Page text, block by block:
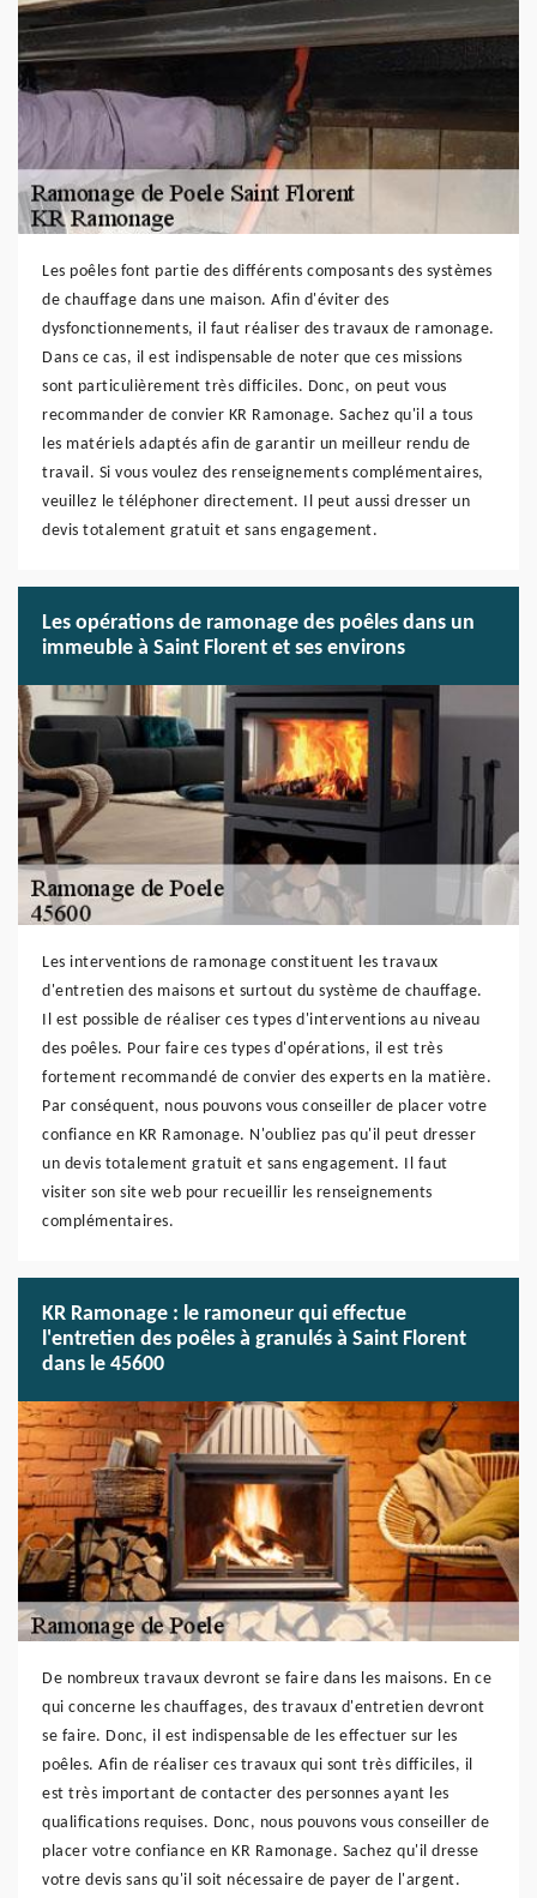
Les poêles font partie des différents composants des systèmes
de chauffage dans une maison. Afin d'éviter des
dysfonctionnements, il faut réaliser des travaux de ramonage.
Dans ce cas, il est indispensable de noter que ces missions
sont particulièrement très difficiles. Donc, on peut vous
recommander de convier KR Ramonage. Sachez qu'il a tous
les matériels adaptés afin de garantir un meilleur rendu de
travail. Si vous voulez des renseignements complémentaires,
veuillez le téléphoner directement. Il peut aussi dresser un
devis totalement gratuit et sans engagement.
Les opérations de ramonage des poêles dans un
immeuble à Saint Florent et ses environs
Les interventions de ramonage constituent les travaux
d'entretien des maisons et surtout du système de chauffage.
Il est possible de réaliser ces types d'interventions au niveau
des poêles. Pour faire ces types d'opérations, il est très
fortement recommandé de convier des experts en la matière.
Par conséquent, nous pouvons vous conseiller de placer votre
confiance en KR Ramonage. N'oubliez pas qu'il peut dresser
un devis totalement gratuit et sans engagement. Il faut
visiter son site web pour recueillir les renseignements
complémentaires.
KR Ramonage : le ramoneur qui effectue
l'entretien des poêles à granulés à Saint Florent
dans le 45600
De nombreux travaux devront se faire dans les maisons. En ce
qui concerne les chauffages, des travaux d'entretien devront
se faire. Donc, il est indispensable de les effectuer sur les
poêles. Afin de réaliser ces travaux qui sont très difficiles, il
est très important de contacter des personnes ayant les
qualifications requises. Donc, nous pouvons vous conseiller de
placer votre confiance en KR Ramonage. Sachez qu'il dresse
votre devis sans qu'il soit nécessaire de payer de l'argent.